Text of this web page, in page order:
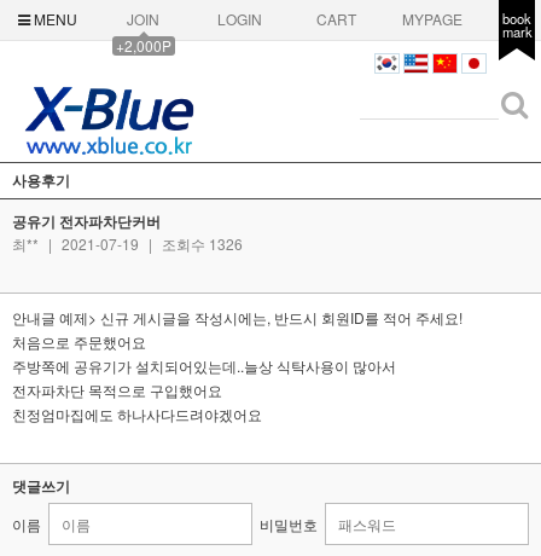
MENU
JOIN
+2,000P
LOGIN CART MYPAGE book
mark
사용후기
공유기 전자파차단커버
최** | 2021-07-19 | 조회수 1326
안내글 예제> 신규 게시글을 작성시에는, 반드시 회원ID를 적어 주세요!
처음으로 주문했어요
주방쪽에 공유기가 설치되어있는데..늘상 식탁사용이 많아서
전자파차단 목적으로 구입했어요
친정엄마집에도 하나사다드려야겠어요
댓글쓰기
이름 비밀번호